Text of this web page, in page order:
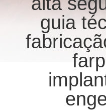
CONTACTE-
NOS
SOLICITE UM
guia